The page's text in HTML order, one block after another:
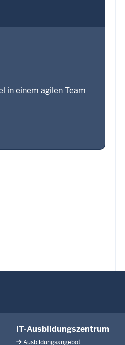
in einem agilen Team
IT-Ausbildungszentrum
Ausbildungsangebot